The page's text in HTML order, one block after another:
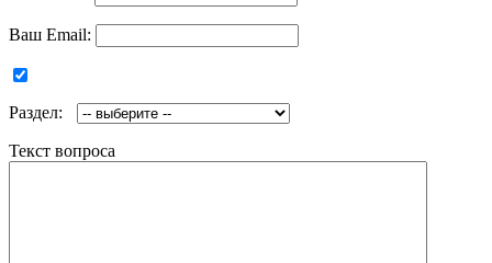
Ваш Email:
Раздел:
Текст вопроса